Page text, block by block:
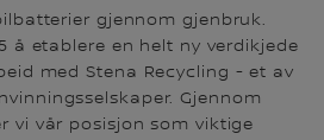
gjennom gjenbruk.
å etablere en helt ny verdikjede
med Stena Recycling - et av
Gjennom
vi vår posisjon som viktige